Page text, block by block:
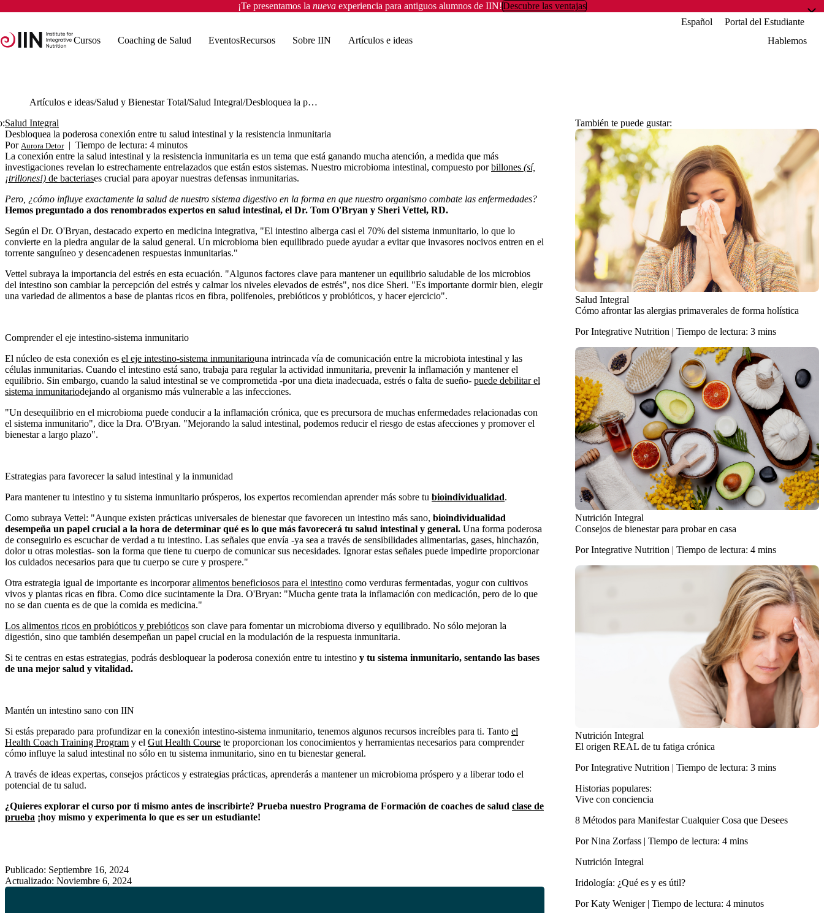
¡Te presentamos la nuevaexperiencia para antiguos alumnos de IIN!Descubre las ventajas
Español
Portal del Estudiante
Cursos
Coaching de Salud EventosRecursos Sobre IIN Artículos e ideas Hablemos
Artículos e ideas Salud y Bienestar Total Salud Integral
Desbloquea la poderosa conexión entre tu salud intestinal y la resistencia inmunitaria
Salud Integral
Desbloquea la poderosa conexión entre tu salud intestinal y la resistencia inmunitaria
Por Aurora Detor | Tiempo de lectura: 4 minutos
La conexión entre la salud intestinal y la resistencia inmunitaria es un tema que está ganando mucha atención, a medida que más
investigaciones revelan lo estrechamente entrelazados que están estos sistemas. Nuestro microbioma intestinal, compuesto porbillones (sí,
¡trillones!) de bacteriases crucial para apoyar nuestras defensas inmunitarias.
Pero, ¿cómo influye exactamente la salud de nuestro sistema digestivo en la forma en que nuestro organismo combate las enfermedades?
Hemos preguntado a dos renombrados expertos en salud intestinal, el Dr. Tom O'Bryan y Sheri Vettel, RD.
Según el Dr. O'Bryan, destacado experto en medicina integrativa, "El intestino alberga casi el 70% del sistema inmunitario, lo que lo
convierte en la piedra angular de la salud general. Un microbioma bien equilibrado puede ayudar a evitar que invasores nocivos entren en el
torrente sanguíneo y desencadenen respuestas inmunitarias."
Vettel subraya la importancia del estrés en esta ecuación. "Algunos factores clave para mantener un equilibrio saludable de los microbios
del intestino son cambiar la percepción del estrés y calmar los niveles elevados de estrés", nos dice Sheri. "Es importante dormir bien, elegir
una variedad de alimentos a base de plantas ricos en fibra, polifenoles, prebióticos y probióticos, y hacer ejercicio".
Comprender el eje intestino-sistema inmunitario
El núcleo de esta conexión es el eje intestino-sistema inmunitariouna intrincada vía de comunicación entre la microbiota intestinal y las
células inmunitarias. Cuando el intestino está sano, trabaja para regular la actividad inmunitaria, prevenir la inflamación y mantener el
equilibrio. Sin embargo, cuando la salud intestinal se ve comprometida -por una dieta inadecuada, estrés o falta de sueño- puede debilitar el
sistema inmunitariodejando al organismo más vulnerable a las infecciones.
"Un desequilibrio en el microbioma puede conducir a la inflamación crónica, que es precursora de muchas enfermedades relacionadas con
el sistema inmunitario", dice la Dra. O'Bryan. "Mejorando la salud intestinal, podemos reducir el riesgo de estas afecciones y promover el
bienestar a largo plazo".
Estrategias para favorecer la salud intestinal y la inmunidad
Para mantener tu intestino y tu sistema inmunitario prósperos, los expertos recomiendan aprender más sobre tu bioindividualidad.
Como subraya Vettel: "Aunque existen prácticas universales de bienestar que favorecen un intestino más sano, bioindividualidad
desempeña un papel crucial a la hora de determinar qué es lo que más favorecerá tu salud intestinal y general. Una forma poderosa
de conseguirlo es escuchar de verdad a tu intestino. Las señales que envía -ya sea a través de sensibilidades alimentarias, gases, hinchazón,
dolor u otras molestias- son la forma que tiene tu cuerpo de comunicar sus necesidades. Ignorar estas señales puede impedirte proporcionar
los cuidados necesarios para que tu cuerpo se cure y prospere."
Otra estrategia igual de importante es incorporaralimentos beneficiosos para el intestino como verduras fermentadas, yogur con cultivos
vivos y plantas ricas en fibra. Como dice sucintamente la Dra. O'Bryan: "Mucha gente trata la inflamación con medicación, pero de lo que
no se dan cuenta es de que la comida es medicina."
Los alimentos ricos en probióticos y prebióticos son clave para fomentar un microbioma diverso y equilibrado. No sólo mejoran la
digestión, sino que también desempeñan un papel crucial en la modulación de la respuesta inmunitaria.
Si te centras en estas estrategias, podrás desbloquear la poderosa conexión entre tu intestino y tu sistema inmunitario, sentando las bases
de una mejor salud y vitalidad.
Mantén un intestino sano con IIN
Si estás preparado para profundizar en la conexión intestino-sistema inmunitario, tenemos algunos recursos increíbles para ti. Tanto el
Health Coach Training Program y el Gut Health Course te proporcionan los conocimientos y herramientas necesarios para comprender
cómo influye la salud intestinal no sólo en tu sistema inmunitario, sino en tu bienestar general.
A través de ideas expertas, consejos prácticos y estrategias prácticas, aprenderás a mantener un microbioma próspero y a liberar todo el
potencial de tu salud.
¿Quieres explorar el curso por ti mismo antes de inscribirte? Prueba nuestro Programa de Formación de coaches de salud clase de
prueba ¡hoy mismo y experimenta lo que es ser un estudiante!
Publicado: Septiembre 16, 2024
Actualizado: Noviembre 6, 2024
También te puede gustar:
Salud Integral
Cómo afrontar las alergias primaverales de forma holística
Por Integrative Nutrition | Tiempo de lectura: 3 mins
Nutrición Integral
Consejos de bienestar para probar en casa
Por Integrative Nutrition | Tiempo de lectura: 4 mins
Nutrición Integral
El origen REAL de tu fatiga crónica
Por Integrative Nutrition | Tiempo de lectura: 3 mins
Historias populares:
Vive con conciencia
8 Métodos para Manifestar Cualquier Cosa que Desees
Por Nina Zorfass | Tiempo de lectura: 4 mins
Nutrición Integral
Iridología: ¿Qué es y es útil?
Por Katy Weniger | Tiempo de lectura: 4 minutos